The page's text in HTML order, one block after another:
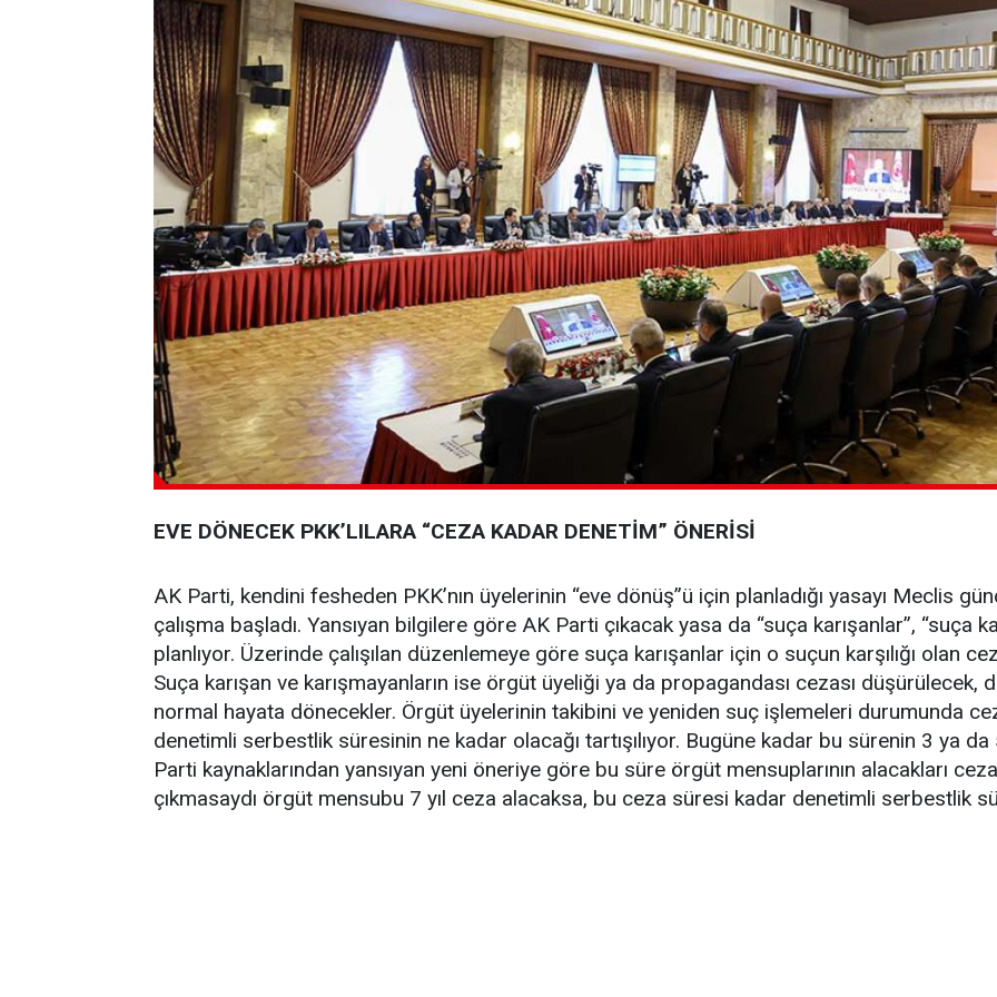
EVE DÖNECEK PKK’LILARA “CEZA KADAR DENETİM” ÖNERİSİ
AK Parti, kendini fesheden PKK’nın üyelerinin “eve dönüş”ü için planladığı yasayı Meclis
çalışma başladı. Yansıyan bilgilere göre AK Parti çıkacak yasa da “suça karışanlar”, “suça
planlıyor. Üzerinde çalışılan düzenlemeye göre suça karışanlar için o suçun karşılığı olan
Suça karışan ve karışmayanların ise örgüt üyeliği ya da propagandası cezası düşürülecek,
normal hayata dönecekler. Örgüt üyelerinin takibini ve yeniden suç işlemeleri durumunda
denetimli serbestlik süresinin ne kadar olacağı tartışılıyor. Bugüne kadar bu sürenin 3 ya
Parti kaynaklarından yansıyan yeni öneriye göre bu süre örgüt mensuplarının alacakları
çıkmasaydı örgüt mensubu 7 yıl ceza alacaksa, bu ceza süresi kadar denetimli serbestlik